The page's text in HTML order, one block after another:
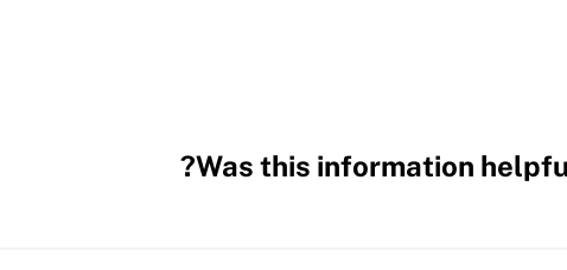
Was this information